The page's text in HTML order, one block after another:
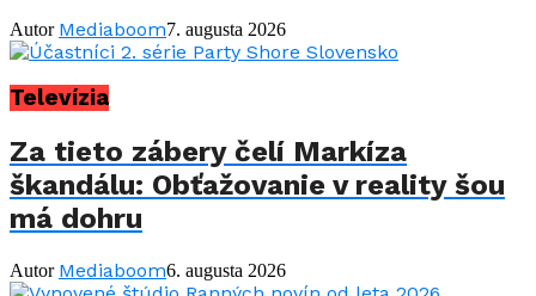
Autor Mediaboom7. augusta 2026
Televízia
Za tieto zábery čelí Markíza
škandálu: Obťažovanie v reality šou
má dohru
Autor Mediaboom6. augusta 2026